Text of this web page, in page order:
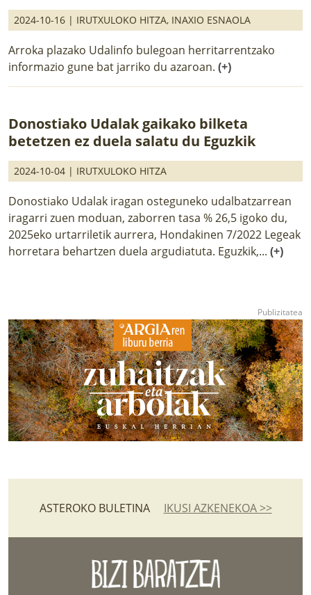
2024-10-16 | IRUTXULOKO HITZA, INAXIO ESNAOLA
Arroka plazako Udalinfo bulegoan herritarrentzako
informazio gune bat jarriko du azaroan. (+)
Donostiako Udalak gaikako bilketa
betetzen ez duela salatu du Eguzkik
2024-10-04 | IRUTXULOKO HITZA
Donostiako Udalak iragan osteguneko udalbatzarrean
iragarri zuen moduan, zaborren tasa % 26,5 igoko du,
2025eko urtarriletik aurrera, Hondakinen 7/2022 Legeak
horretara behartzen duela argudiatuta. Eguzkik,... (+)
ASTEROKO BULETINA IKUSI AZKENEKOA >>